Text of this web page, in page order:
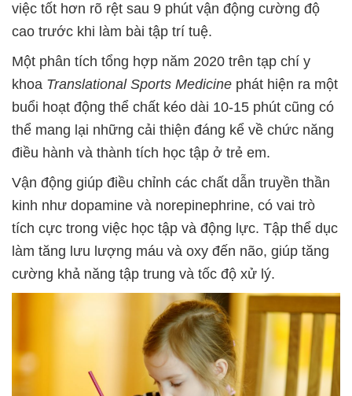
việc tốt hơn rõ rệt sau 9 phút vận động cường độ
cao trước khi làm bài tập trí tuệ.
Một phân tích tổng hợp năm 2020 trên tạp chí y
khoa Translational Sports Medicine phát hiện ra một
buổi hoạt động thể chất kéo dài 10-15 phút cũng có
thể mang lại những cải thiện đáng kể về chức năng
điều hành và thành tích học tập ở trẻ em.
Vận động giúp điều chỉnh các chất dẫn truyền thần
kinh như dopamine và norepinephrine, có vai trò
tích cực trong việc học tập và động lực. Tập thể dục
làm tăng lưu lượng máu và oxy đến não, giúp tăng
cường khả năng tập trung và tốc độ xử lý.